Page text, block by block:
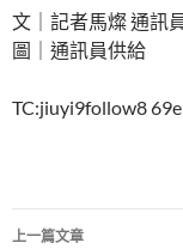
文｜記者馬燦 通訊
圖｜通訊員供給
TC:jiuyi9follow8
文
上一篇文章